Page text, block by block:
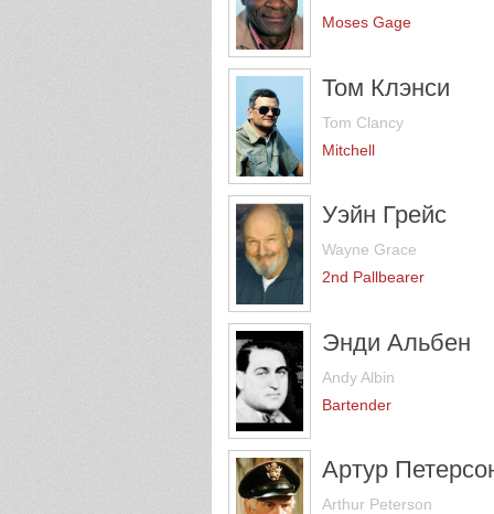
Moses Gage
Том Клэнси
Tom Clancy
Mitchell
Уэйн Грейс
Wayne Grace
2nd Pallbearer
Энди Альбен
Andy Albin
Bartender
Артур
Arthur Peterson